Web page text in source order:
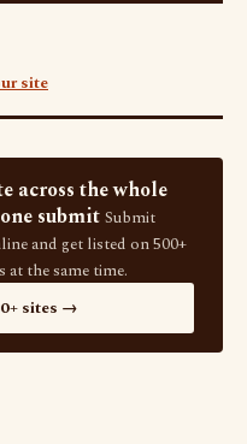
site
across the whole
submit Submit
and get listed on 500+
at the same time.
sites →